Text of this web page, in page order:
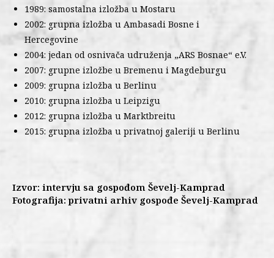
1989: samostalna izložba u Mostaru
2002: grupna izložba u Ambasadi Bosne i
Hercegovine
2004: jedan od osnivača udruženja „ARS Bosnae“ e.V.
2007: grupne izložbe u Bremenu i Magdeburgu
2009: grupna izložba u Berlinu
2010: grupna izložba u Leipzigu
2012: grupna izložba u Marktbreitu
2015: grupna izložba u privatnoj galeriji u Berlinu
Izvor: intervju sa gospođom Ševelj-Kamprad
Fotografija: privatni arhiv gospođe Ševelj-Kamprad